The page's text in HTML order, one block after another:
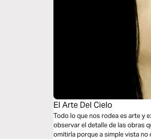
El Arte Del Cielo
Todo lo que nos rodea es arte y
observar el detalle de las obras
omitirla porque a simple vista no